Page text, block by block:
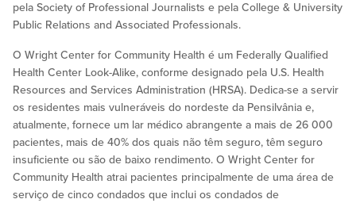
pela Society of Professional Journalists e pela College & University
Public Relations and Associated Professionals.
O Wright Center for Community Health é um Federally Qualified
Health Center Look-Alike, conforme designado pela U.S. Health
Resources and Services Administration (HRSA). Dedica-se a servir
os residentes mais vulneráveis do nordeste da Pensilvânia e,
atualmente, fornece um lar médico abrangente a mais de 26 000
pacientes, mais de 40% dos quais não têm seguro, têm seguro
insuficiente ou são de baixo rendimento. O Wright Center for
Community Health atrai pacientes principalmente de uma área de
serviço de cinco condados que inclui os condados de